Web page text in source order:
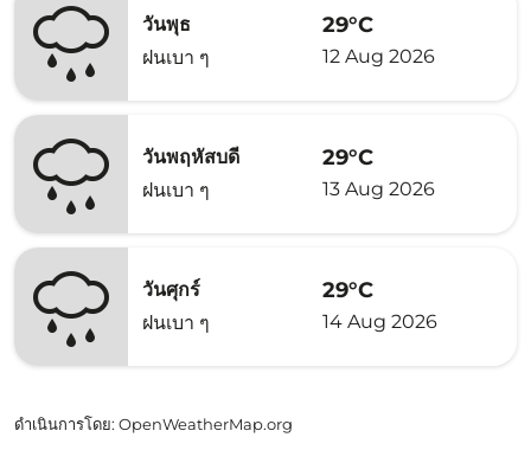
วันพุธ
ฝนเบา ๆ
29°C
12 Aug 2026
วันพฤหัสบดี
ฝนเบา ๆ
29°C
13 Aug 2026
วันศุกร์
ฝนเบา ๆ
29°C
14 Aug 2026
ดำเนินการโดย: OpenWeatherMap.org